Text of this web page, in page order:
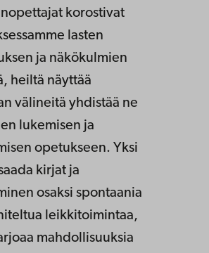
korostivat
lasten
ja näkökulmien
heiltä näyttää
välineitä yhdistää ne
lukemisen ja
opetukseen. Yksi
kirjat ja
osaksi spontaania
leikkitoimintaa,
mahdollisuuksia